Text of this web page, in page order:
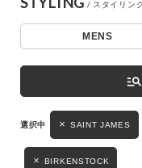
キーワード
性別
MENS
MENS
manage_search
SAINT JAMES
BIRKENSTOCK